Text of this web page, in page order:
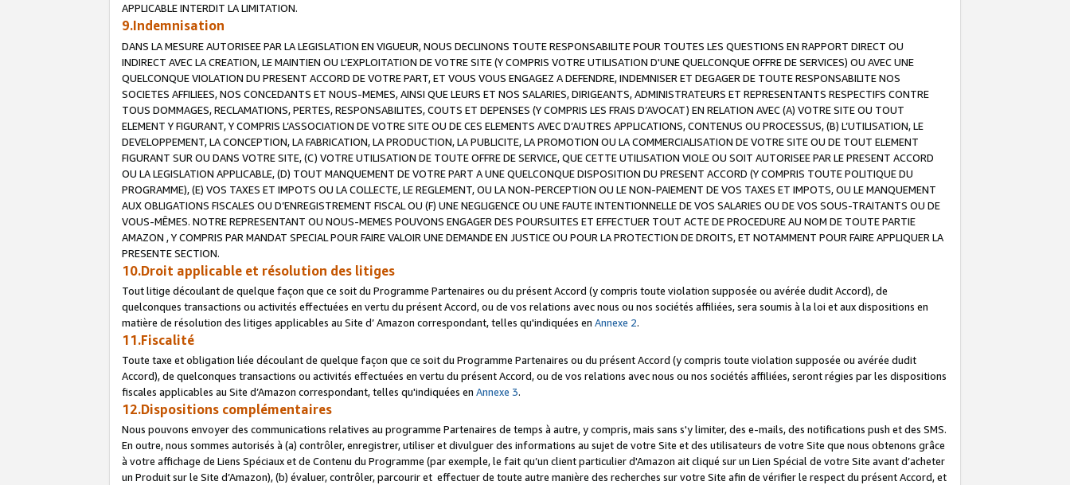
APPLICABLE INTERDIT LA LIMITATION.
9.Indemnisation
DANS LA MESURE AUTORISEE PAR LA LEGISLATION EN VIGUEUR, NOUS DECLINONS TOUTE RESPONSABILITE POUR TOUTES LES QUESTIONS EN RAPPORT DIRECT OU
INDIRECT AVEC LA CREATION, LE MAINTIEN OU L’EXPLOITATION DE VOTRE SITE (Y COMPRIS VOTRE UTILISATION D'UNE QUELCONQUE OFFRE DE SERVICES) OU AVEC UNE
QUELCONQUE VIOLATION DU PRESENT ACCORD DE VOTRE PART, ET VOUS VOUS ENGAGEZ A DEFENDRE, INDEMNISER ET DEGAGER DE TOUTE RESPONSABILITE NOS
SOCIETES AFFILIEES, NOS CONCEDANTS ET NOUS-MEMES, AINSI QUE LEURS ET NOS SALARIES, DIRIGEANTS, ADMINISTRATEURS ET REPRESENTANTS RESPECTIFS CONTRE
TOUS DOMMAGES, RECLAMATIONS, PERTES, RESPONSABILITES, COUTS ET DEPENSES (Y COMPRIS LES FRAIS D’AVOCAT) EN RELATION AVEC (A) VOTRE SITE OU TOUT
ELEMENT Y FIGURANT, Y COMPRIS L’ASSOCIATION DE VOTRE SITE OU DE CES ELEMENTS AVEC D’AUTRES APPLICATIONS, CONTENUS OU PROCESSUS, (B) L’UTILISATION, LE
DEVELOPPEMENT, LA CONCEPTION, LA FABRICATION, LA PRODUCTION, LA PUBLICITE, LA PROMOTION OU LA COMMERCIALISATION DE VOTRE SITE OU DE TOUT ELEMENT
FIGURANT SUR OU DANS VOTRE SITE, (C) VOTRE UTILISATION DE TOUTE OFFRE DE SERVICE, QUE CETTE UTILISATION VIOLE OU SOIT AUTORISEE PAR LE PRESENT ACCORD
OU LA LEGISLATION APPLICABLE, (D) TOUT MANQUEMENT DE VOTRE PART A UNE QUELCONQUE DISPOSITION DU PRESENT ACCORD (Y COMPRIS TOUTE POLITIQUE DU
PROGRAMME), (E) VOS TAXES ET IMPOTS OU LA COLLECTE, LE REGLEMENT, OU LA NON-PERCEPTION OU LE NON-PAIEMENT DE VOS TAXES ET IMPOTS, OU LE MANQUEMENT
AUX OBLIGATIONS FISCALES OU D’ENREGISTREMENT FISCAL OU (F) UNE NEGLIGENCE OU UNE FAUTE INTENTIONNELLE DE VOS SALARIES OU DE VOS SOUS-TRAITANTS OU DE
VOUS-MÊMES. NOTRE REPRESENTANT OU NOUS-MEMES POUVONS ENGAGER DES POURSUITES ET EFFECTUER TOUT ACTE DE PROCEDURE AU NOM DE TOUTE PARTIE
AMAZON , Y COMPRIS PAR MANDAT SPECIAL POUR FAIRE VALOIR UNE DEMANDE EN JUSTICE OU POUR LA PROTECTION DE DROITS, ET NOTAMMENT POUR FAIRE APPLIQUER LA
PRESENTE SECTION.
10.Droit applicable et résolution des litiges
Tout litige découlant de quelque façon que ce soit du Programme Partenaires ou du présent Accord (y compris toute violation supposée ou avérée dudit Accord), de
quelconques transactions ou activités effectuées en vertu du présent Accord, ou de vos relations avec nous ou nos sociétés affiliées, sera soumis à la loi et aux dispositions en
matière de résolution des litiges applicables au Site d’ Amazon correspondant, telles qu'indiquées en Annexe 2.
11.Fiscalité
Toute taxe et obligation liée découlant de quelque façon que ce soit du Programme Partenaires ou du présent Accord (y compris toute violation supposée ou avérée dudit
Accord), de quelconques transactions ou activités effectuées en vertu du présent Accord, ou de vos relations avec nous ou nos sociétés affiliées, seront régies par les dispositions
fiscales applicables au Site d’Amazon correspondant, telles qu'indiquées en Annexe 3.
12.Dispositions complémentaires
Nous pouvons envoyer des communications relatives au programme Partenaires de temps à autre, y compris, mais sans s'y limiter, des e-mails, des notifications push et des SMS.
En outre, nous sommes autorisés à (a) contrôler, enregistrer, utiliser et divulguer des informations au sujet de votre Site et des utilisateurs de votre Site que nous obtenons grâce
à votre affichage de Liens Spéciaux et de Contenu du Programme (par exemple, le fait qu’un client particulier d'Amazon ait cliqué sur un Lien Spécial de votre Site avant d’acheter
un Produit sur le Site d’Amazon), (b) évaluer, contrôler, parcourir et effectuer de toute autre manière des recherches sur votre Site afin de vérifier le respect du présent Accord, et